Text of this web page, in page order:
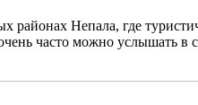
Непала, где
часто можно услышать в